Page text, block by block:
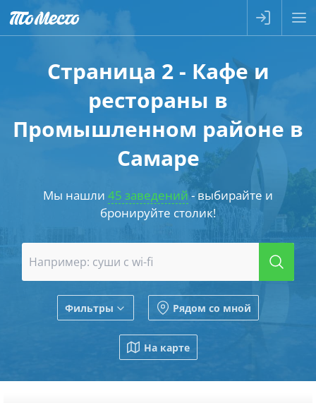
Страница 2 - Кафе и
рестораны в
Промышленном районе в
Самаре
Мы нашли 45 заведений- выбирайте и
бронируйте столик!
Фильтры Рядом со мной
На карте